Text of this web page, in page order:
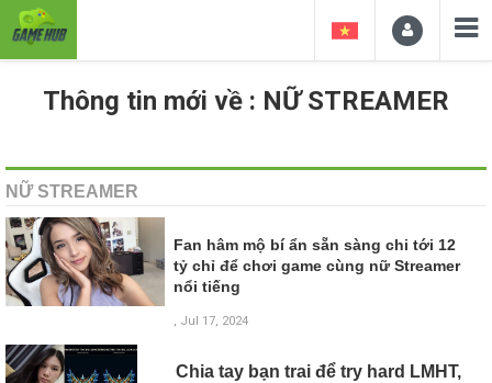
Thông tin mới về : NỮ STREAMER
NỮ STREAMER
Fan hâm mộ bí ẩn sẵn sàng chi tới 12
tỷ chỉ để chơi game cùng nữ Streamer
nổi tiếng
, Jul 17, 2024
Chia tay bạn trai để try hard LMHT,